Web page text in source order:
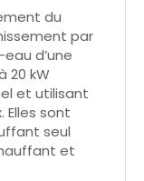
du
par
d’une
20 kW
et utilisant
sont
seul
et